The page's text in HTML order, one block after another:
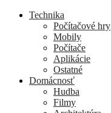
Technika
Počítačové hry
Mobily
Počítače
Aplikácie
Ostatné
Domácnosť
Hudba
Filmy